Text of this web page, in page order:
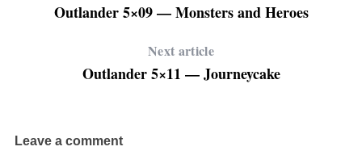
Outlander 5×09 — Monsters and Heroes
Next article
Outlander 5×11 — Journeycake
Leave a comment